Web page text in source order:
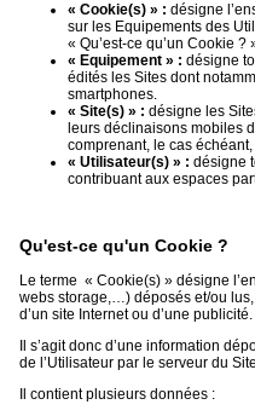
« Cookie(s) » : désigne
sur les Equipements des
« Qu’est-ce qu’un Cookie ?
« Equipement » : désigne
édités les Sites dont
smartphones.
« Site(s) » : désigne les
leurs déclinaisons mobiles
comprenant, le cas
« Utilisateur(s) » : désigne
contribuant aux espaces
Qu'est-ce qu'un Cookie ?
Le terme « Cookie(s) » désigne
webs storage,…) déposés et/ou
d’un site Internet ou d’une publicité.
Il s’agit donc d’une information
de l’Utilisateur par le serveur du
Il contient plusieurs données :